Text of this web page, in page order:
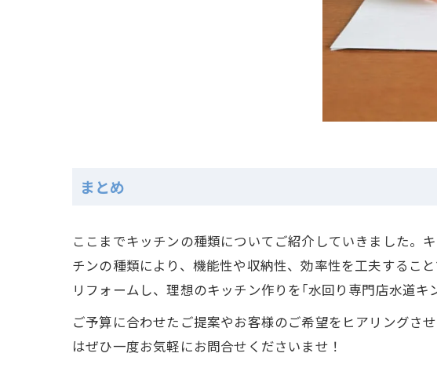
まとめ
ここまでキッチンの種類についてご紹介していきました。
チンの種類により、機能性や収納性、効率性を工夫するこ
リフォームし、理想のキッチン作りを｢水回り専門店水道
ご予算に合わせたご提案やお客様のご希望をヒアリングさ
はぜひ一度お気軽にお問合せくださいませ！